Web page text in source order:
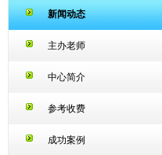
新闻动态
主办老师
中心简介
参考收费
成功案例